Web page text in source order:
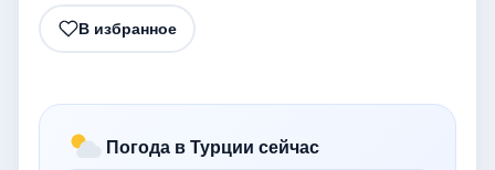
В избранное
Погода в Турции сейчас